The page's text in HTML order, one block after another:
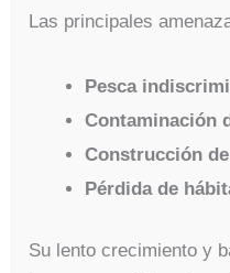
Las principales
Pesca
Contaminación
Construcción
Pérdida de
Su lento crecimiento y